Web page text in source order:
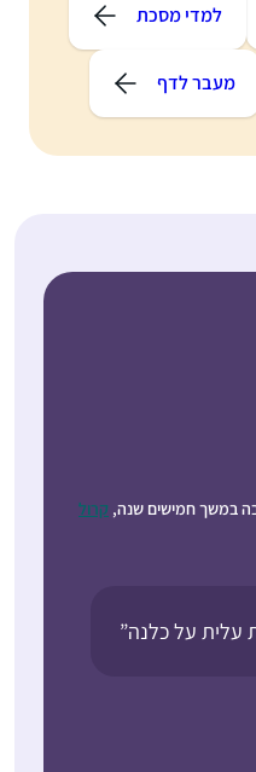
למדי מסכת
מעבר לדף
במשך חמישים שנה, קרול
עלית על כלנה”